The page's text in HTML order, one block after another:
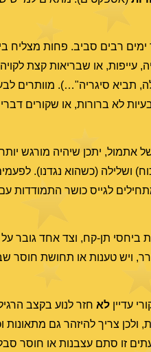
רבים סביב. פחות מצליח
עייפות, או שבריאות קצת
תביא סיגריה"…). מוותרים
לא ברורות, או שקורים
אתמול, יתכן שיהיה מורגש
ושלילה (כשהוא נגדנו).
לגייס כושר התמודדות
ביחסי תן-קח, וצד אחד גובר על
ויש טענות או תחושת חוסר
עדיין לא חזר לנוע בקצב
צריך להיזהר גם
זו סתם עצבנות או חוסר